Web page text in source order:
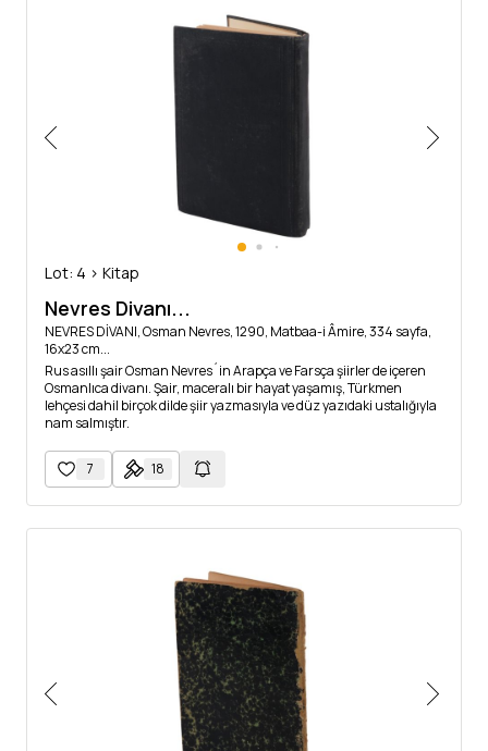
Lot: 4 > Kitap
Nevres Divanı...
NEVRES DİVANI, Osman Nevres, 1290, Matbaa-i Âmire, 334 sayfa,
16x23 cm...
Rus asıllı şair Osman Nevres´in Arapça ve Farsça şiirler de içeren
Osmanlıca divanı. Şair, maceralı bir hayat yaşamış, Türkmen
lehçesi dahil birçok dilde şiir yazmasıyla ve düz yazıdaki ustalığıyla
nam salmıştır.
7 18